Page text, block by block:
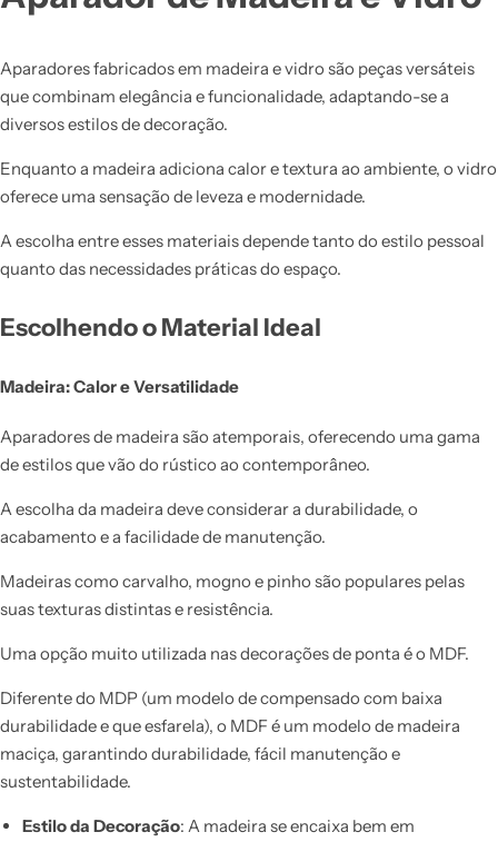
Aparadores fabricados em madeira e vidro são peças versáteis
que combinam elegância e funcionalidade, adaptando-se a
diversos estilos de decoração.
Enquanto a madeira adiciona calor e textura ao ambiente, o vidro
oferece uma sensação de leveza e modernidade.
A escolha entre esses materiais depende tanto do estilo pessoal
quanto das necessidades práticas do espaço.
Escolhendo o Material Ideal
Madeira: Calor e Versatilidade
Aparadores de madeira são atemporais, oferecendo uma gama
de estilos que vão do rústico ao contemporâneo.
A escolha da madeira deve considerar a durabilidade, o
acabamento e a facilidade de manutenção.
Madeiras como carvalho, mogno e pinho são populares pelas
suas texturas distintas e resistência.
Uma opção muito utilizada nas decorações de ponta é o MDF.
Diferente do MDP (um modelo de compensado com baixa
durabilidade e que esfarela), o MDF é um modelo de madeira
maciça, garantindo durabilidade, fácil manutenção e
sustentabilidade.
Estilo da Decoração: A madeira se encaixa bem em